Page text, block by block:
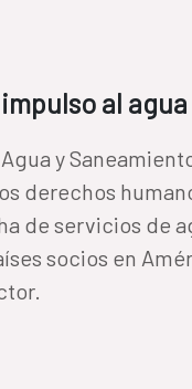
al
y
derechos
de servicios de
socios en